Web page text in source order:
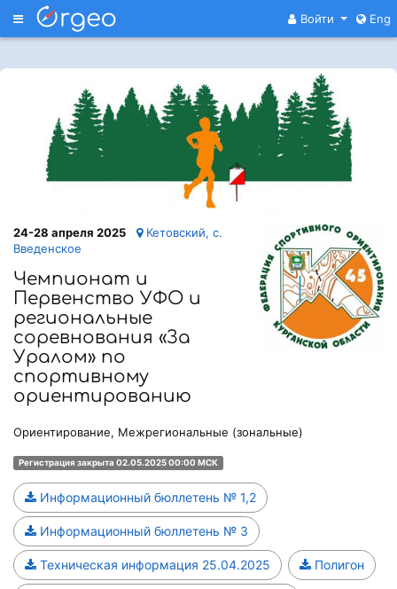
Меню Войти Eng
24-28 апреля 2025
Кетовский, c.
Введенское
Чемпионат и
Первенство УФО и
региональные
соревнования «За
Уралом» по
спортивному
ориентированию
Ориентирование, Межрегиональные (зональные)
Регистрация закрыта 02.05.2025 00:00 МСК
Информационный бюллетень № 1,2
Информационный бюллетень № 3
Техническая информация 25.04.2025 Полигон